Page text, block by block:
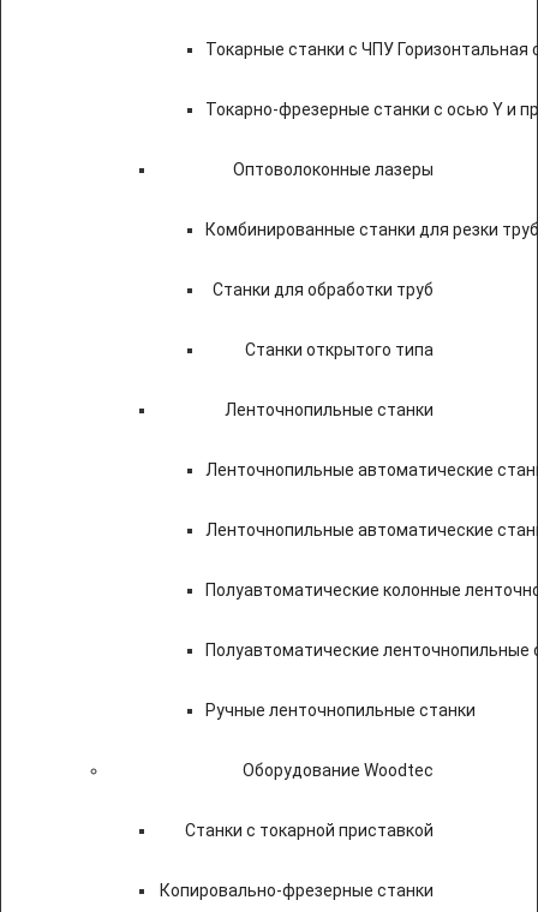
Токарные станки с ЧПУ Горизонтальная
Токарно-фрезерные станки с осью Y и
Оптоволоконные лазеры
Комбинированные станки для резки
Станки для обработки труб
Станки открытого типа
Ленточнопильные станки
Ленточнопильные автоматические
Ленточнопильные автоматические
Полуавтоматические колонные
Полуавтоматические ленточнопильные
Ручные ленточнопильные станки
Оборудование Woodtec
Станки с токарной приставкой
Копировально-фрезерные станки